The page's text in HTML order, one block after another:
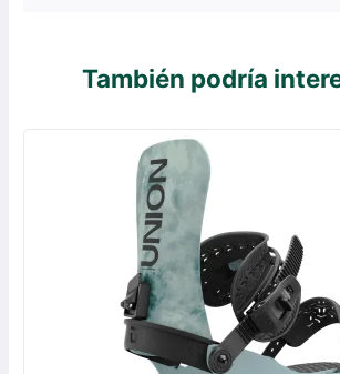
También podría